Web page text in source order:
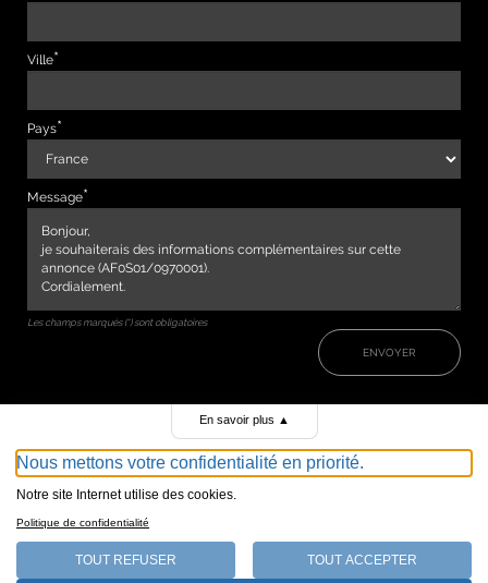
Ville
Pays
Message
Les champs marqués (*) sont obligatoires
ENVOYER
147, avenue de Malakoff 75116 Paris
En savoir plus ▲
Nous mettons votre confidentialité en priorité.
Notre site Internet utilise des cookies.
Politique de confidentialité
TOUT REFUSER TOUT ACCEPTER